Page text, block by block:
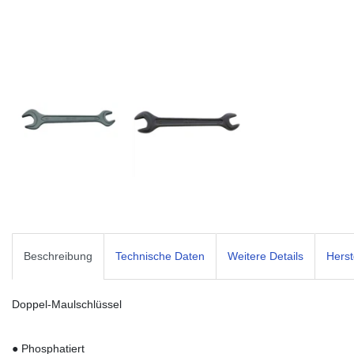
Beschreibung Technische Daten Weitere Details
Doppel-Maulschlüssel
● Phosphatiert